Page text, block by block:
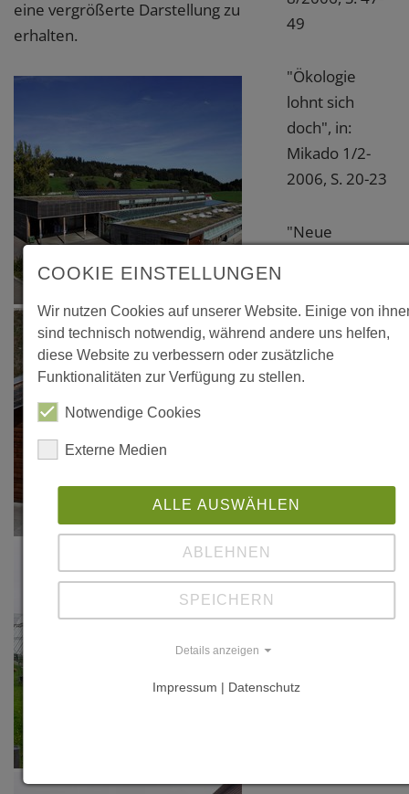
eine vergrößerte Darstellung zu
erhalten.
49
"Ökologie
lohnt sich
doch", in:
Mikado 1/2-
2006, S. 20-23
"Neue
Lebenshilfe,
Lindenberg/
in: Bauen mit
Holz – Wege in
Winfried
Nerdinger in
Zusammenarbeit
Kühfuss,
Mirjana
Verlag
COOKIE EINSTELLUNGEN
Wir nutzen Cookies auf unserer Website. Einige von
sind technisch notwendig, während andere uns helfen,
diese Website zu verbessern oder zusätzliche
Funktionalitäten zur Verfügung zu stellen.
Notwendige Cookies
Externe Medien
ALLE AUSWÄHLEN
ABLEHNEN
SPEICHERN
Details anzeigen
Impressum | Datenschutz